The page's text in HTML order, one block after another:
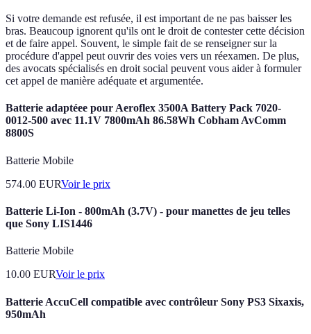
Si votre demande est refusée, il est important de ne pas baisser les
bras. Beaucoup ignorent qu'ils ont le droit de contester cette décision
et de faire appel. Souvent, le simple fait de se renseigner sur la
procédure d'appel peut ouvrir des voies vers un réexamen. De plus,
des avocats spécialisés en droit social peuvent vous aider à formuler
cet appel de manière adéquate et argumentée.
Batterie adaptéee pour Aeroflex 3500A Battery Pack 7020-
0012-500 avec 11.1V 7800mAh 86.58Wh Cobham AvComm
8800S
Batterie Mobile
574.00 EURVoir le prix
Batterie Li-Ion - 800mAh (3.7V) - pour manettes de jeu telles
que Sony LIS1446
Batterie Mobile
10.00 EURVoir le prix
Batterie AccuCell compatible avec contrôleur Sony PS3 Sixaxis,
950mAh